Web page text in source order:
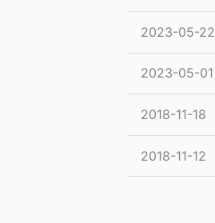
2023-05-22
2023-05-01
2018-11-18
2018-11-12